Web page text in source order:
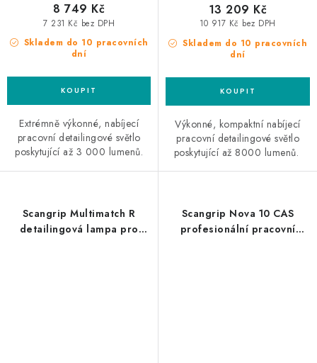
Skladem do 10 pracovních
dní
7 231 Kč bez DPH
8 749 Kč
Extrémně výkonné, nabíjecí
pracovní detailingové světlo
poskytující až 3 000 lumenů.
Skladem do 10 pracovních
dní
10 917 Kč bez DPH
13 209 Kč
Výkonné, kompaktní nabíjecí
pracovní detailingové světlo
poskytující až 8000 lumenů.
Scangrip Multimatch R
detailingová lampa pro
Scangrip Nova 10 CAS
profesionální pracovní